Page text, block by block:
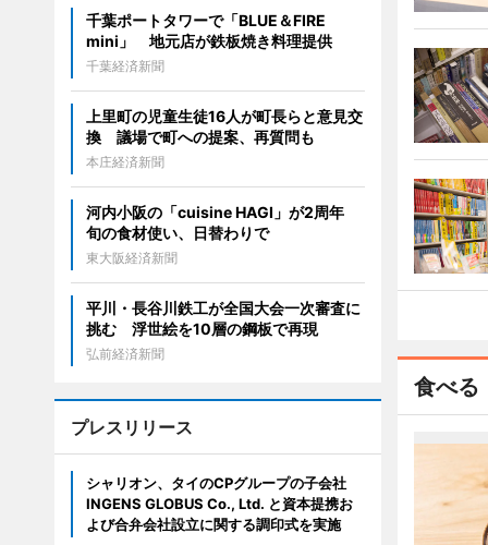
食べる
千葉ポートタワーで「BLUE＆FIRE
mini」 地元店が鉄板焼き料理提供
千葉経済新聞
上里町の児童生徒16人が町長らと意見交
換 議場で町への提案、再質問も
本庄経済新聞
河内小阪の「cuisine HAGI」が2周年
旬の食材使い、日替わりで
東大阪経済新聞
平川・長谷川鉄工が全国大会一次審査に
挑む 浮世絵を10層の鋼板で再現
弘前経済新聞
プレスリリース
シャリオン、タイのCPグループの子会社
INGENS GLOBUS Co., Ltd. と資本提携お
よび合弁会社設立に関する調印式を実施